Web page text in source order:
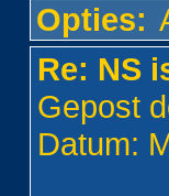
Opties:
Re: NS
Gepost
Datum: